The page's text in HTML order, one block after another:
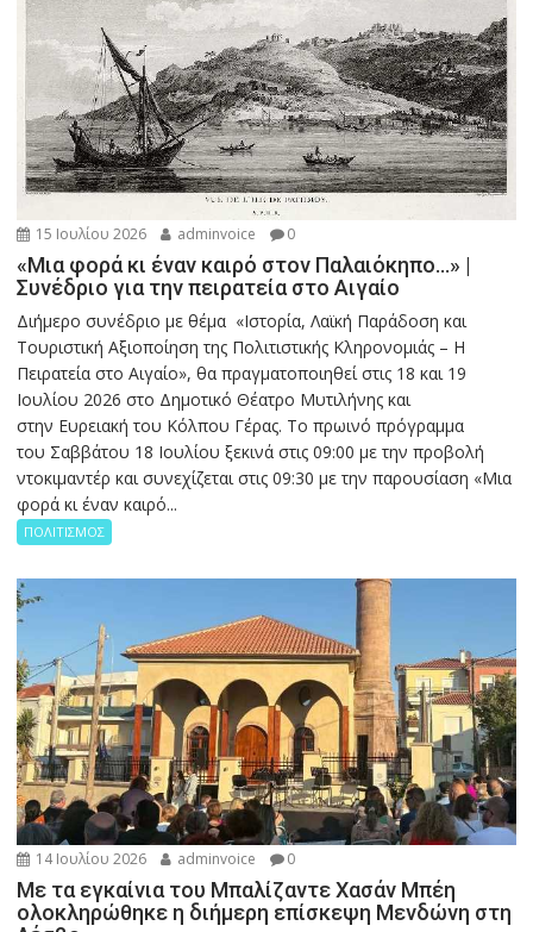
15 Ιουλίου 2026 adminvoice 0
«Μια φορά κι έναν καιρό στον Παλαιόκηπο…» |
Συνέδριο για την πειρατεία στο Αιγαίο
Διήμερο συνέδριο με θέμα «Ιστορία, Λαϊκή Παράδοση και
Τουριστική Αξιοποίηση της Πολιτιστικής Κληρονομιάς – Η
Πειρατεία στο Αιγαίο», θα πραγματοποιηθεί στις 18 και 19
Ιουλίου 2026 στο Δημοτικό Θέατρο Μυτιλήνης και
στην Ευρειακή του Κόλπου Γέρας. Το πρωινό πρόγραμμα
του Σαββάτου 18 Ιουλίου ξεκινά στις 09:00 με την προβολή
ντοκιμαντέρ και συνεχίζεται στις 09:30 με την παρουσίαση «Μια
φορά κι έναν καιρό...
ΠΟΛΙΤΙΣΜΟΣ
14 Ιουλίου 2026 adminvoice 0
Με τα εγκαίνια του Μπαλίζαντε Χασάν Μπέη
ολοκληρώθηκε η διήμερη επίσκεψη Μενδώνη στη